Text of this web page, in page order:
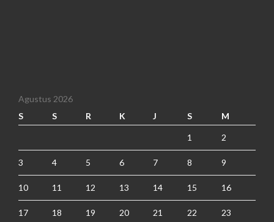
Agustus 2026
S
S R K J S M
1 2
3 4 5 6 7 8 9
10 11 12 13 14 15 16
17 18 19 20 21 22 23